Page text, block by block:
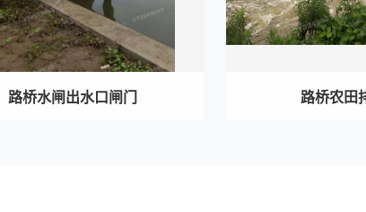
路桥水闸出水口闸门 路桥农田